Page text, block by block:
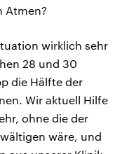
Atmen?
wirklich sehr
28 und 30
die Hälfte der
Wir aktuell Hilfe
ohne die der
wäre, und